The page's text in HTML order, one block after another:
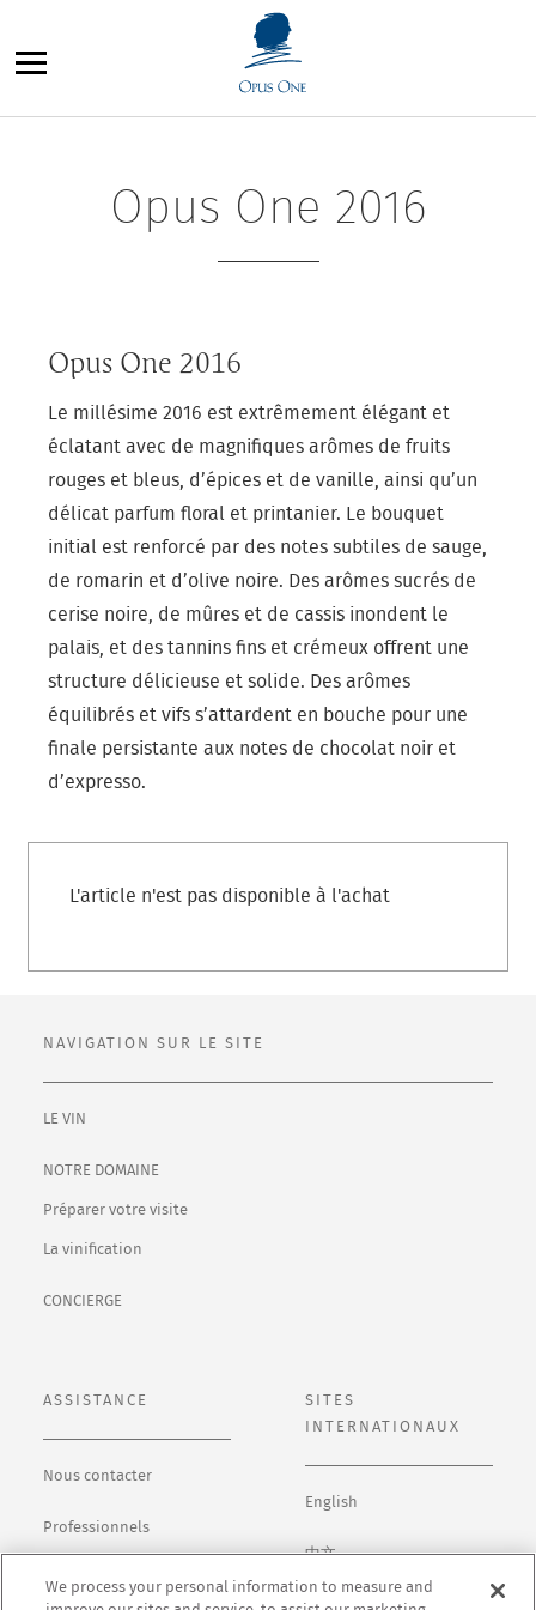
au
Opus One 2016
Opus One 2016
Le millésime 2016 est extrêmement élégant et
éclatant avec de magnifiques arômes de fruits
rouges et bleus, d’épices et de vanille, ainsi qu’un
délicat parfum floral et printanier. Le bouquet
initial est renforcé par des notes subtiles de sauge,
de romarin et d’olive noire. Des arômes sucrés de
cerise noire, de mûres et de cassis inondent le
palais, et des tannins fins et crémeux offrent une
structure délicieuse et solide. Des arômes
équilibrés et vifs s’attardent en bouche pour une
finale persistante aux notes de chocolat noir et
d’expresso.
L'article n'est pas disponible à l'achat
NAVIGATION SUR LE SITE
LE VIN
NOTRE DOMAINE
Préparer votre visite
La vinification
CONCIERGE
ASSISTANCE
Nous contacter
Professionnels
Politique de
confidentialité
SITES
INTERNATIONAUX
English
中文
日本語
We process your personal information to measure and